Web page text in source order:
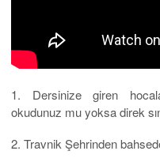
1. Dersinize giren
okudunuz mu yoksa direk
2. Travnik Şehrinden